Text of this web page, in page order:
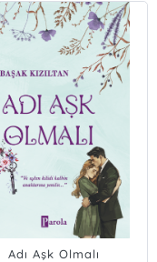
Adı Aşk Olmalı